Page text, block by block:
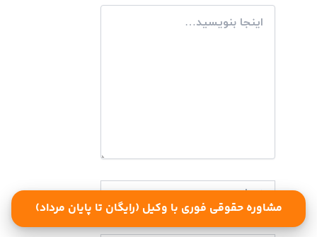
اینجا
بنویسید…
نام*
مشاوره حقوقی فوری با وکیل (رایگان تا پایان مرداد)